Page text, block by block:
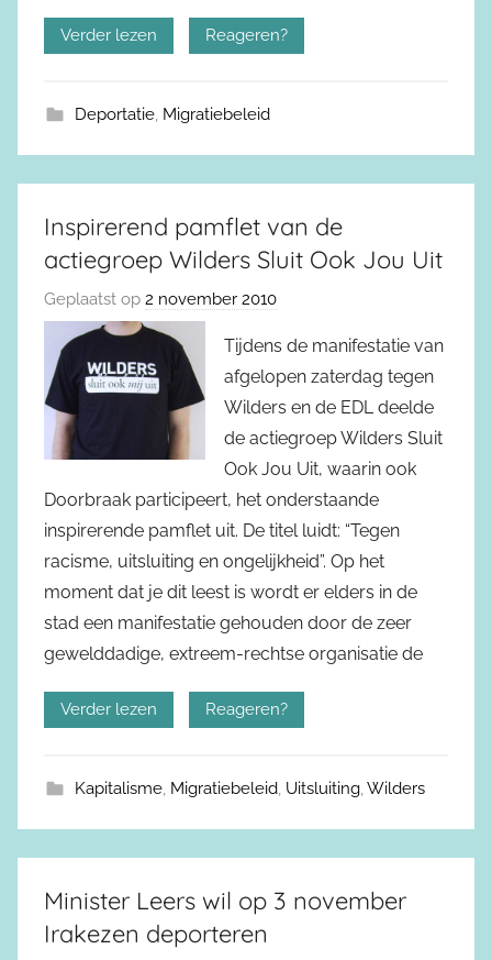
Verder lezen Reageren?
Deportatie, Migratiebeleid
Inspirerend pamflet van de
actiegroep Wilders Sluit Ook Jou Uit
Geplaatst op 2 november 2010
Tijdens de manifestatie van
afgelopen zaterdag tegen
Wilders en de EDL deelde
de actiegroep Wilders Sluit
Ook Jou Uit, waarin ook
Doorbraak participeert, het onderstaande
inspirerende pamflet uit. De titel luidt: “Tegen
racisme, uitsluiting en ongelijkheid”. Op het
moment dat je dit leest is wordt er elders in de
stad een manifestatie gehouden door de zeer
gewelddadige, extreem-rechtse organisatie de
Verder lezen Reageren?
Kapitalisme, Migratiebeleid, Uitsluiting,Wilders
Minister Leers wil op 3 november
Irakezen deporteren